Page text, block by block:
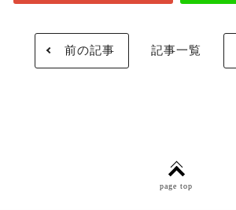
前の記事 記事一覧
page top